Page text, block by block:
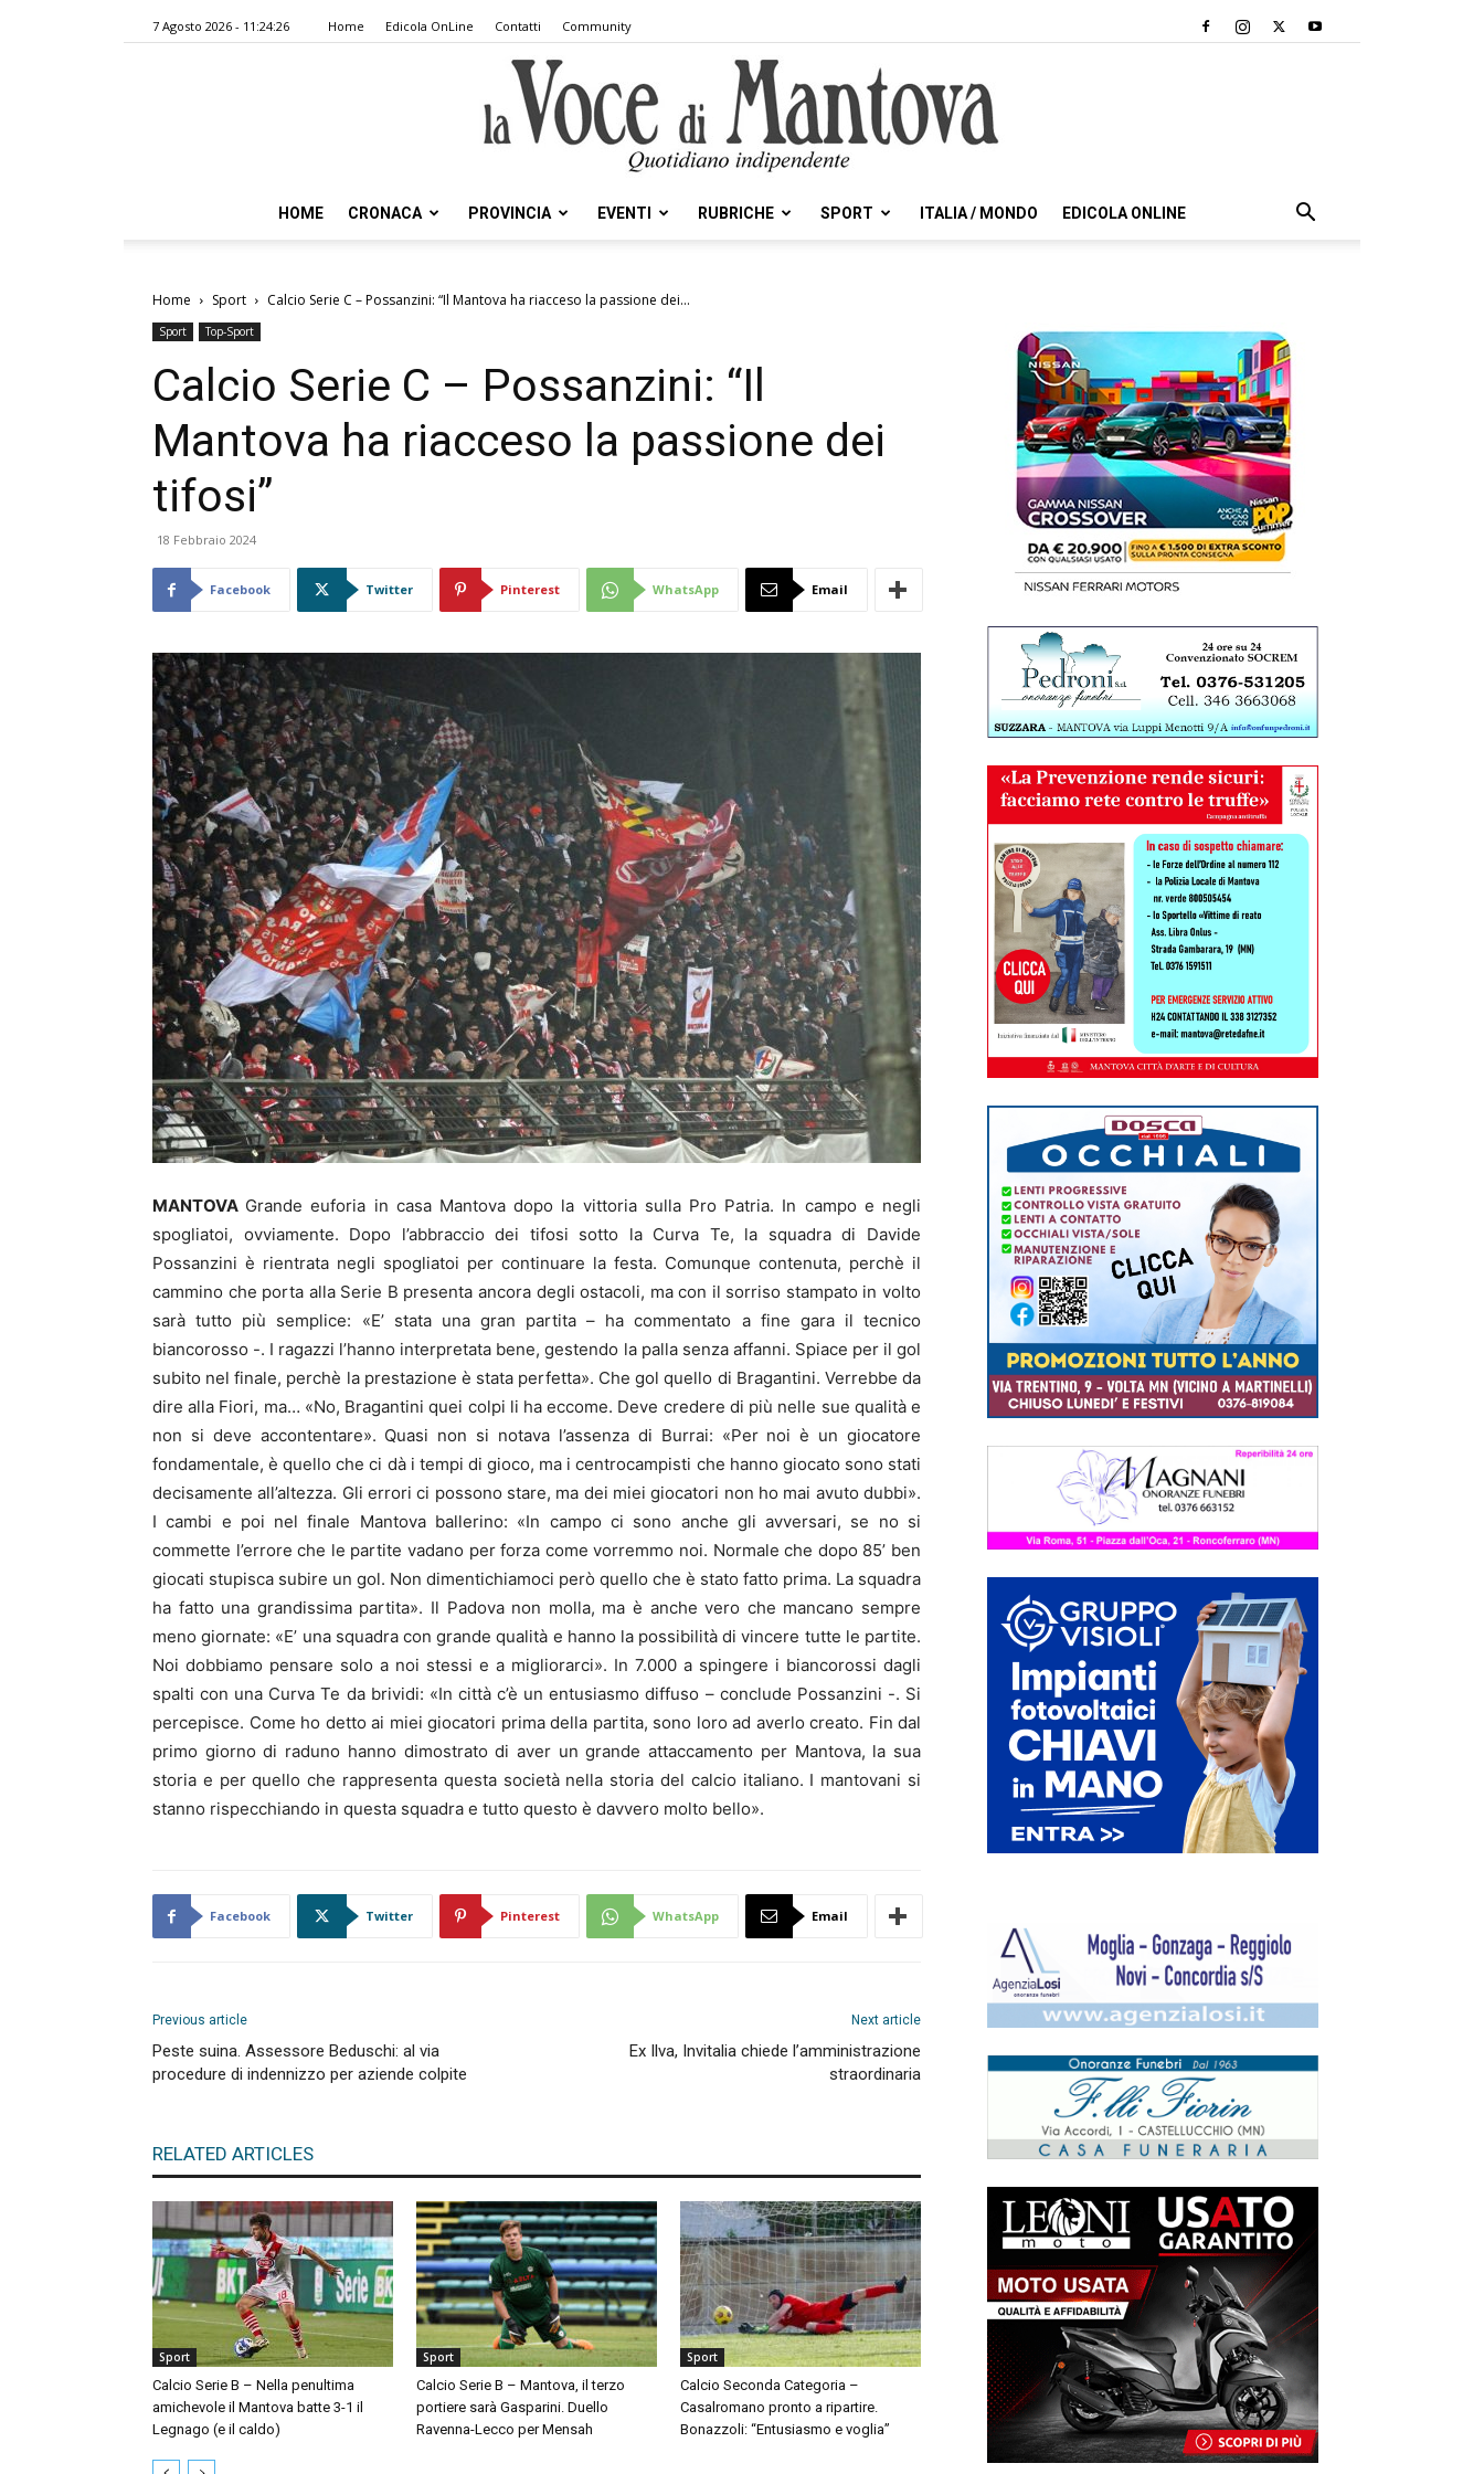
7 Agosto 2026 - 11:24:26 Home Edicola OnLine Contatti Community
HOME CRONACA PROVINCIA EVENTI RUBRICHE SPORT ITALIA / MONDO EDICOLA ONLINE
Home Sport Calcio Serie C – Possanzini: “Il Mantova ha riacceso la passione dei...
Sport Top-Sport
Calcio Serie C – Possanzini: “Il
Mantova ha riacceso la passione dei
tifosi”
18 Febbraio 2024
Facebook Twitter Pinterest WhatsApp Email
MANTOVA Grande euforia in casa Mantova dopo la vittoria sulla Pro Patria. In campo e negli
spogliatoi, ovviamente. Dopo l’abbraccio dei tifosi sotto la Curva Te, la squadra di Davide
Possanzini è rientrata negli spogliatoi per continuare la festa. Comunque contenuta, perchè il
cammino che porta alla Serie B presenta ancora degli ostacoli, ma con il sorriso stampato in volto
sarà tutto più semplice: «E’ stata una gran partita – ha commentato a fine gara il tecnico
biancorosso -. I ragazzi l’hanno interpretata bene, gestendo la palla senza affanni. Spiace per il gol
subito nel finale, perchè la prestazione è stata perfetta». Che gol quello di Bragantini. Verrebbe da
dire alla Fiori, ma… «No, Bragantini quei colpi li ha eccome. Deve credere di più nelle sue qualità e
non si deve accontentare». Quasi non si notava l’assenza di Burrai: «Per noi è un giocatore
fondamentale, è quello che ci dà i tempi di gioco, ma i centrocampisti che hanno giocato sono stati
decisamente all’altezza. Gli errori ci possono stare, ma dei miei giocatori non ho mai avuto dubbi».
I cambi e poi nel finale Mantova ballerino: «In campo ci sono anche gli avversari, se no si
commette l’errore che le partite vadano per forza come vorremmo noi. Normale che dopo 85’ ben
giocati stupisca subire un gol. Non dimentichiamoci però quello che è stato fatto prima. La squadra
ha fatto una grandissima partita». Il Padova non molla, ma è anche vero che mancano sempre
meno giornate: «E’ una squadra con grande qualità e hanno la possibilità di vincere tutte le partite.
Noi dobbiamo pensare solo a noi stessi e a migliorarci». In 7.000 a spingere i biancorossi dagli
spalti con una Curva Te da brividi: «In città c’è un entusiasmo diffuso – conclude Possanzini -. Si
percepisce. Come ho detto ai miei giocatori prima della partita, sono loro ad averlo creato. Fin dal
primo giorno di raduno hanno dimostrato di aver un grande attaccamento per Mantova, la sua
storia e per quello che rappresenta questa società nella storia del calcio italiano. I mantovani si
stanno rispecchiando in questa squadra e tutto questo è davvero molto bello».
Facebook Twitter Pinterest WhatsApp Email
Previous article
Peste suina. Assessore Beduschi: al via
procedure di indennizzo per aziende colpite
Next article
Ex Ilva, Invitalia chiede l’amministrazione
straordinaria
RELATED ARTICLES
Sport
Calcio Serie B – Nella penultima
amichevole il Mantova batte 3-1 il
Legnago (e il caldo)
Sport
Calcio Serie B – Mantova, il terzo
portiere sarà Gasparini. Duello
Ravenna-Lecco per Mensah
Sport
Calcio Seconda Categoria –
Casalromano pronto a ripartire.
Bonazzoli: “Entusiasmo e voglia”